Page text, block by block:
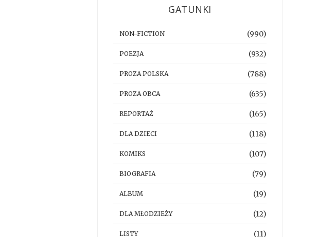
GATUNKI
NON-FICTION (990)
POEZJA (932)
PROZA POLSKA (788)
PROZA OBCA (635)
REPORTAŻ (165)
DLA DZIECI (118)
KOMIKS (107)
BIOGRAFIA (79)
ALBUM (19)
DLA MŁODZIEŻY (12)
LISTY (11)